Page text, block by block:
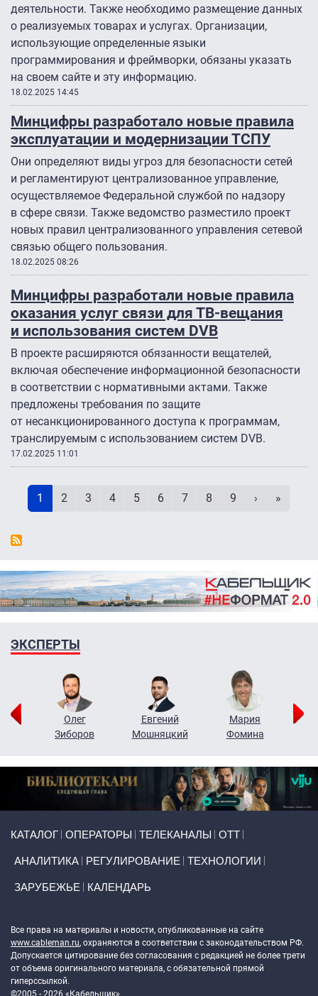
деятельности. Также необходимо размещение данных
о реализуемых товарах и услугах. Организации,
использующие определенные языки
программирования и фреймворки, обязаны указать
на своем сайте и эту информацию.
18.02.2025 14:45
Минцифры разработало новые правила
эксплуатации и модернизации ТСПУ
Они определяют виды угроз для безопасности сетей
и регламентируют централизованное управление,
осуществляемое Федеральной службой по надзору
в сфере связи. Также ведомство разместило проект
новых правил централизованного управления сетевой
связью общего пользования.
18.02.2025 08:26
Минцифры разработали новые правила
оказания услуг связи для ТВ-вещания
и использования систем DVB
В проекте расширяются обязанности вещателей,
включая обеспечение информационной безопасности
в соответствии с нормативными актами. Также
предложены требования по защите
от несанкционированного доступа к программам,
транслируемым с использованием систем DVB.
17.02.2025 11:01
Текущая страница
1 Page
2 Page
3 Page
4 Page
5 Page
6 Page
7 Page
8 Page
9 Следующая
› »
ЭКСПЕРТЫ
Олег
Зиборов
Евгений
Мошняцкий
Мария
Фомина
КАТАЛОГ ОПЕРАТОРЫ ТЕЛЕКАНАЛЫ ОТТ
АНАЛИТИКА РЕГУЛИРОВАНИЕ ТЕХНОЛОГИИ
ЗАРУБЕЖЬЕ КАЛЕНДАРЬ
Все права на материалы и новости, опубликованные на сайте
www.cableman.ru, охраняются в соответствии с законодательством РФ.
Допускается цитирование без согласования с редакцией не более трети
от объема оригинального материала, с обязательной прямой
гиперссылкой.
©2005 - 2026 «Кабельщик»